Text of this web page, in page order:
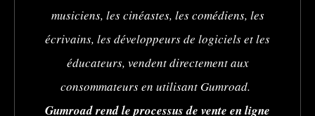
musiciens, les cinéastes, les comédiens, les
écrivains, les développeurs de logiciels et les
éducateurs, vendent directement aux
consommateurs en utilisant Gumroad.
Gumroad rend le processus de vente en ligne